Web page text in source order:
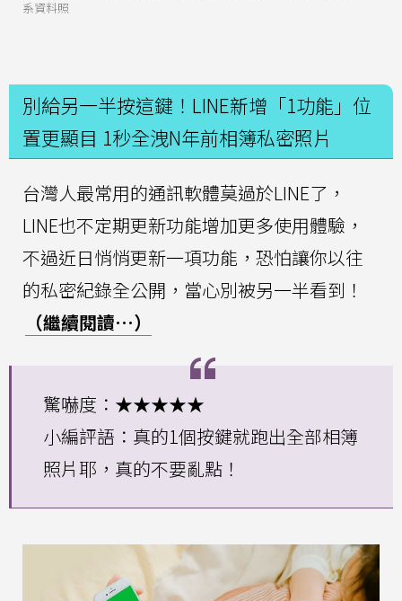
系資料照
別給另一半按這鍵！LINE新增「1功能」位
置更顯目 1秒全洩N年前相簿私密照片
台灣人最常用的通訊軟體莫過於LINE了，
LINE也不定期更新功能增加更多使用體驗，
不過近日悄悄更新一項功能，恐怕讓你以往
的私密紀錄全公開，當心別被另一半看到！
（繼續閱讀…）
驚嚇度：★★★★★
小編評語：真的1個按鍵就跑出全部相簿
照片耶，真的不要亂點！